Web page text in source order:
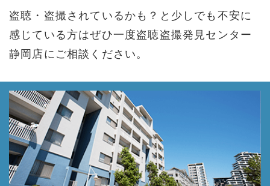
盗聴・盗撮されているかも？と少しでも不安に
感じている方はぜひ一度盗聴盗撮発見センター
静岡店にご相談ください。